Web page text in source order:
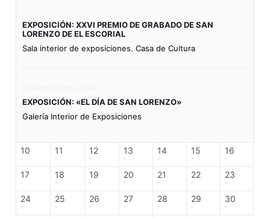
EXPOSICIÓN: XXVI PREMIO DE GRABADO DE SAN
LORENZO DE EL ESCORIAL
Sala interior de exposiciones. Casa de Cultura
EXPOSICIÓN: «EL DÍA DE SAN LORENZO»
Galería Interior de Exposiciones
10 11 12 13 14 15 16
17 18 19 20 21 22 23
24 25 26 27 28 29 30